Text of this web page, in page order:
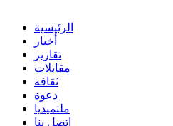
الرئيسية
أخبار
تقارير
مقابلات
ثقافة
دعوة
ملتميديا
اتصل بنا